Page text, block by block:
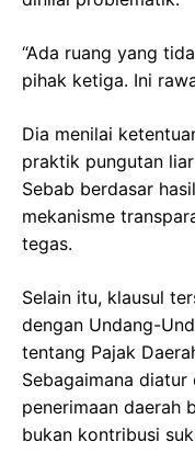
“Ada ruang yang
pihak ketiga. Ini
Dia menilai
praktik pungutan
Sebab berdasar
mekanisme
tegas.
Selain itu, klausul
dengan Undang-
tentang Pajak
Sebagaimana
penerimaan daerah
bukan kontribusi